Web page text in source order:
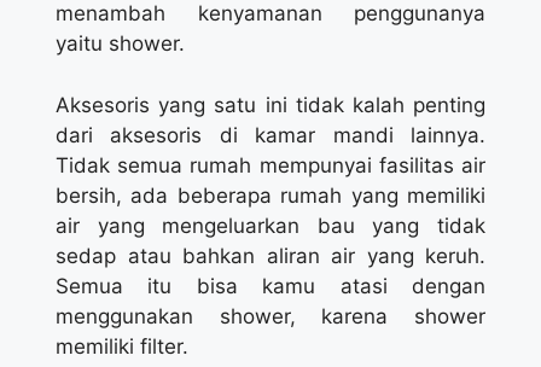
menambah kenyamanan penggunanya
yaitu shower.
Aksesoris yang satu ini tidak kalah penting
dari aksesoris di kamar mandi lainnya.
Tidak semua rumah mempunyai fasilitas air
bersih, ada beberapa rumah yang memiliki
air yang mengeluarkan bau yang tidak
sedap atau bahkan aliran air yang keruh.
Semua itu bisa kamu atasi dengan
menggunakan shower, karena shower
memiliki filter.